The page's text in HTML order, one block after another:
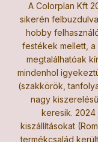
A Colorplan Kft
sikerén
hobby
festékek mellett, a
megtalálhatóak
mindenhol
(szakkörök,
nagy
keresik. 2024
kiszállításokat
termékcsalád